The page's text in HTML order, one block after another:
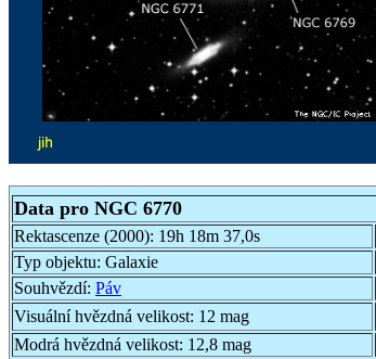
Data pro NGC 6770
Rektascenze (2000): 19h 18m 37,0s
Typ objektu: Galaxie
Souhvězdí: Páv
Visuální hvězdná velikost: 12 mag
Modrá hvězdná velikost: 12,8 mag